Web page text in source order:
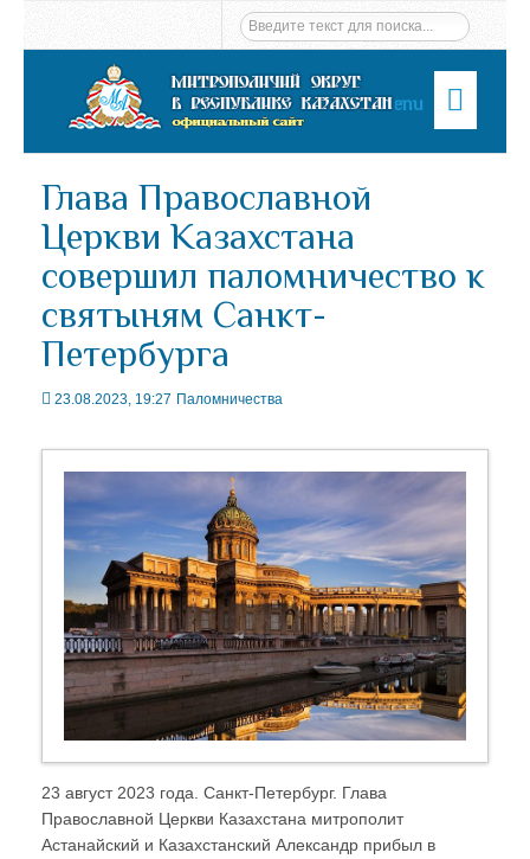
Menu
Глава Православной
Церкви Казахстана
совершил паломничество к
святыням Санкт-
Петербурга
23.08.2023, 19:27 Паломничества
23 август 2023 года. Санкт-Петербург. Глава
Православной Церкви Казахстана митрополит
Астанайский и Казахстанский Александр прибыл в